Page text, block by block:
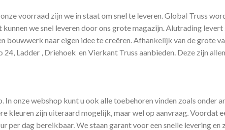
voorraad zijn we in staat om snel te leveren. Global Truss
we snel leveren door ons grote magazijn. Alutrading
bouwwerk naar eigen idee te creëren. Afhankelijk van de grote
Ladder , Driehoek en Vierkant Truss aanbieden. Deze zijn
onze webshop kunt u ook alle toebehoren vinden zoals onder
kleuren zijn uiteraard mogelijk, maar wel op aanvraag. Voordat
dag bereikbaar. We staan garant voor een snelle levering en